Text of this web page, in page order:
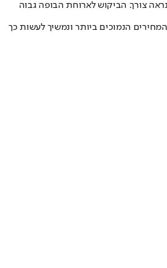
צורך. הביקוש לארוחת הבופה גבוה
הנמוכים ביותר ונמשיך לעשות כך